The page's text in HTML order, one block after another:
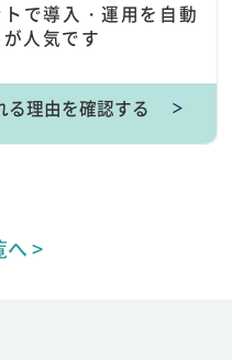
で導入・運用を自動
人気です
る理由を確認する ＞
へ >